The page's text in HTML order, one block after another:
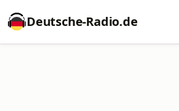
Deutsche-Radio.de